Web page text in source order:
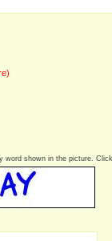
shown in the picture.